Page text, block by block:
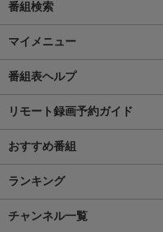
番組検索
マイメニュー
番組表ヘルプ
リモート録画予約ガイド
おすすめ番組
ランキング
チャンネル一覧